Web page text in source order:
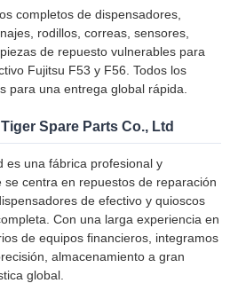
completos de dispensadores,
rodillos, correas, sensores,
de repuesto vulnerables para
Fujitsu F53 y F56. Todos los
para una entrega global rápida.
Spare Parts Co., Ltd
es una fábrica profesional y
centra en repuestos de reparación
de efectivo y quioscos
Con una larga experiencia en
de equipos financieros, integramos
almacenamiento a gran
global.